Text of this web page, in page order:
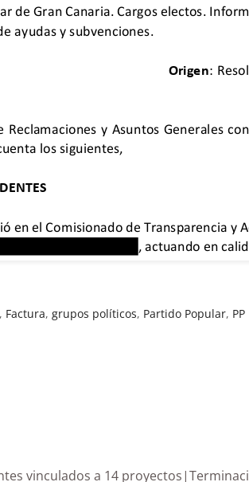
, Factura,grupos políticos, Partido Popular, PP
vinculados a 14